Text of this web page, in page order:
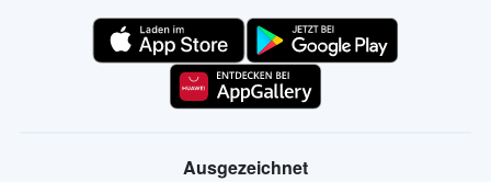
Ausgezeichnet